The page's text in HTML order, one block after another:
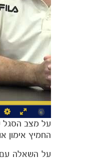
על מצב הסגל
החמיץ אימון
על השאלה עם